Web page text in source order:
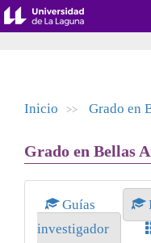
Inicio >> Grado en
Grado en Bellas
Guías
investigador